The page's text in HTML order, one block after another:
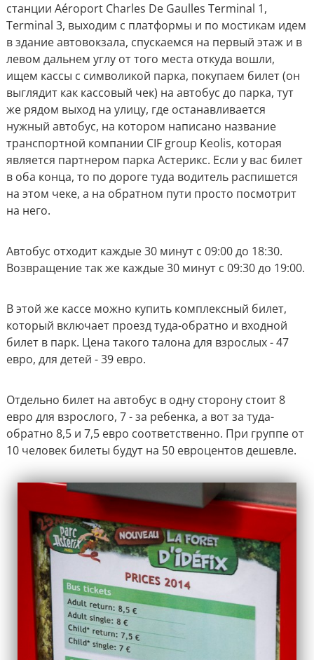
станции Aéroport Charles De Gaulles Terminal 1,
Terminal 3, выходим с платформы и по мостикам идем
в здание автовокзала, спускаемся на первый этаж и в
левом дальнем углу от того места откуда вошли,
ищем кассы с символикой парка, покупаем билет (он
выглядит как кассовый чек) на автобус до парка, тут
же рядом выход на улицу, где останавливается
нужный автобус, на котором написано название
транспортной компании CIF group Keolis, которая
является партнером парка Астерикс. Если у вас билет
в оба конца, то по дороге туда водитель распишется
на этом чеке, а на обратном пути просто посмотрит
на него.
Автобус отходит каждые 30 минут с 09:00 до 18:30.
Возвращение так же каждые 30 минут с 09:30 до 19:00.
В этой же кассе можно купить комплексный билет,
который включает проезд туда-обратно и входной
билет в парк. Цена такого талона для взрослых - 47
евро, для детей - 39 евро.
Отдельно билет на автобус в одну сторону стоит 8
евро для взрослого, 7 - за ребенка, а вот за туда-
обратно 8,5 и 7,5 евро соответственно. При группе от
10 человек билеты будут на 50 евроцентов дешевле.